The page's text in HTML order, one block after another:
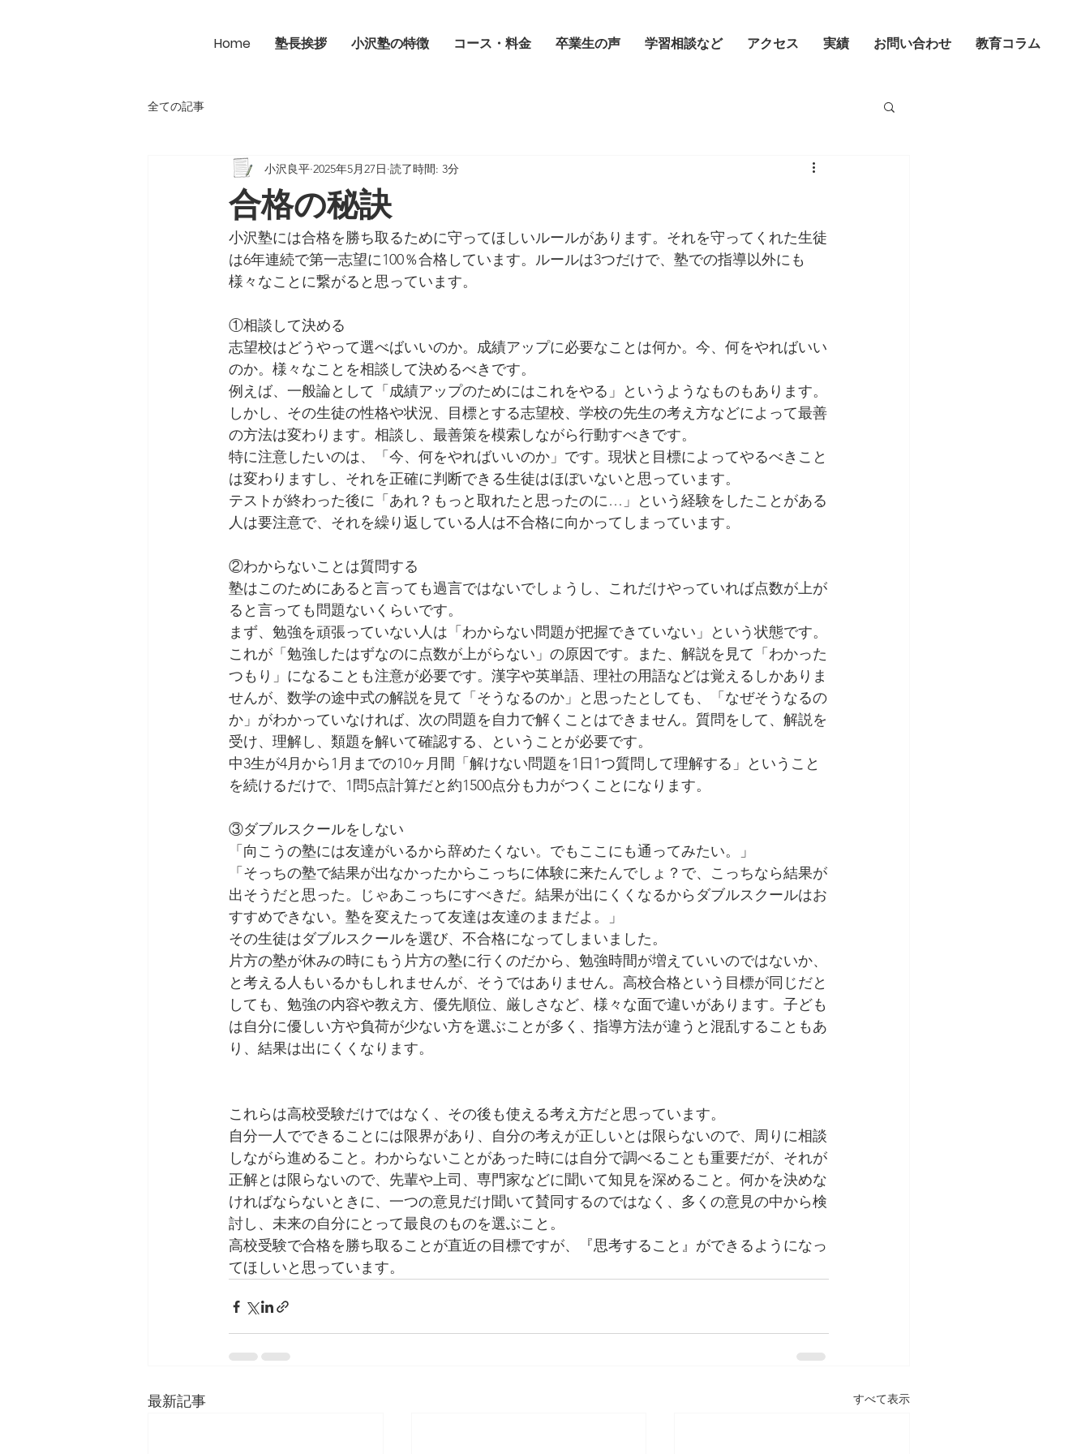
Home 塾長挨拶 小沢塾の特徴 コース・料金 卒業生の声 学習相談など アクセス 実績 お問い合わせ 教育コラム
全ての記事
合格の秘訣
小沢良平 2025年5月27日 読了時間: 3分
小沢塾には合格を勝ち取るために守ってほしいルールがあります。それを守ってくれた生徒
は6年連続で第一志望に100％合格しています。ルールは3つだけで、塾での指導以外にも
様々なことに繋がると思っています。
①相談して決める
志望校はどうやって選べばいいのか。成績アップに必要なことは何か。今、何をやればいい
のか。様々なことを相談して決めるべきです。
例えば、一般論として「成績アップのためにはこれをやる」というようなものもあります。
しかし、その生徒の性格や状況、目標とする志望校、学校の先生の考え方などによって最善
の方法は変わります。相談し、最善策を模索しながら行動すべきです。
特に注意したいのは、「今、何をやればいいのか」です。現状と目標によってやるべきこと
は変わりますし、それを正確に判断できる生徒はほぼいないと思っています。
テストが終わった後に「あれ？もっと取れたと思ったのに…」という経験をしたことがある
人は要注意で、それを繰り返している人は不合格に向かってしまっています。
②わからないことは質問する
塾はこのためにあると言っても過言ではないでしょうし、これだけやっていれば点数が上が
ると言っても問題ないくらいです。
まず、勉強を頑張っていない人は「わからない問題が把握できていない」という状態です。
これが「勉強したはずなのに点数が上がらない」の原因です。また、解説を見て「わかった
つもり」になることも注意が必要です。漢字や英単語、理社の用語などは覚えるしかありま
せんが、数学の途中式の解説を見て「そうなるのか」と思ったとしても、「なぜそうなるの
か」がわかっていなければ、次の問題を自力で解くことはできません。質問をして、解説を
受け、理解し、類題を解いて確認する、ということが必要です。
中3生が4月から1月までの10ヶ月間「解けない問題を1日1つ質問して理解する」ということ
を続けるだけで、1問5点計算だと約1500点分も力がつくことになります。
③ダブルスクールをしない
「向こうの塾には友達がいるから辞めたくない。でもここにも通ってみたい。」
「そっちの塾で結果が出なかったからこっちに体験に来たんでしょ？で、こっちなら結果が
出そうだと思った。じゃあこっちにすべきだ。結果が出にくくなるからダブルスクールはお
すすめできない。塾を変えたって友達は友達のままだよ。」
その生徒はダブルスクールを選び、不合格になってしまいました。
片方の塾が休みの時にもう片方の塾に行くのだから、勉強時間が増えていいのではないか、
と考える人もいるかもしれませんが、そうではありません。高校合格という目標が同じだと
しても、勉強の内容や教え方、優先順位、厳しさなど、様々な面で違いがあります。子ども
は自分に優しい方や負荷が少ない方を選ぶことが多く、指導方法が違うと混乱することもあ
り、結果は出にくくなります。
これらは高校受験だけではなく、その後も使える考え方だと思っています。
自分一人でできることには限界があり、自分の考えが正しいとは限らないので、周りに相談
しながら進めること。わからないことがあった時には自分で調べることも重要だが、それが
正解とは限らないので、先輩や上司、専門家などに聞いて知見を深めること。何かを決めな
ければならないときに、一つの意見だけ聞いて賛同するのではなく、多くの意見の中から検
討し、未来の自分にとって最良のものを選ぶこと。
高校受験で合格を勝ち取ることが直近の目標ですが、『思考すること』ができるようになっ
てほしいと思っています。
最新記事 すべて表示